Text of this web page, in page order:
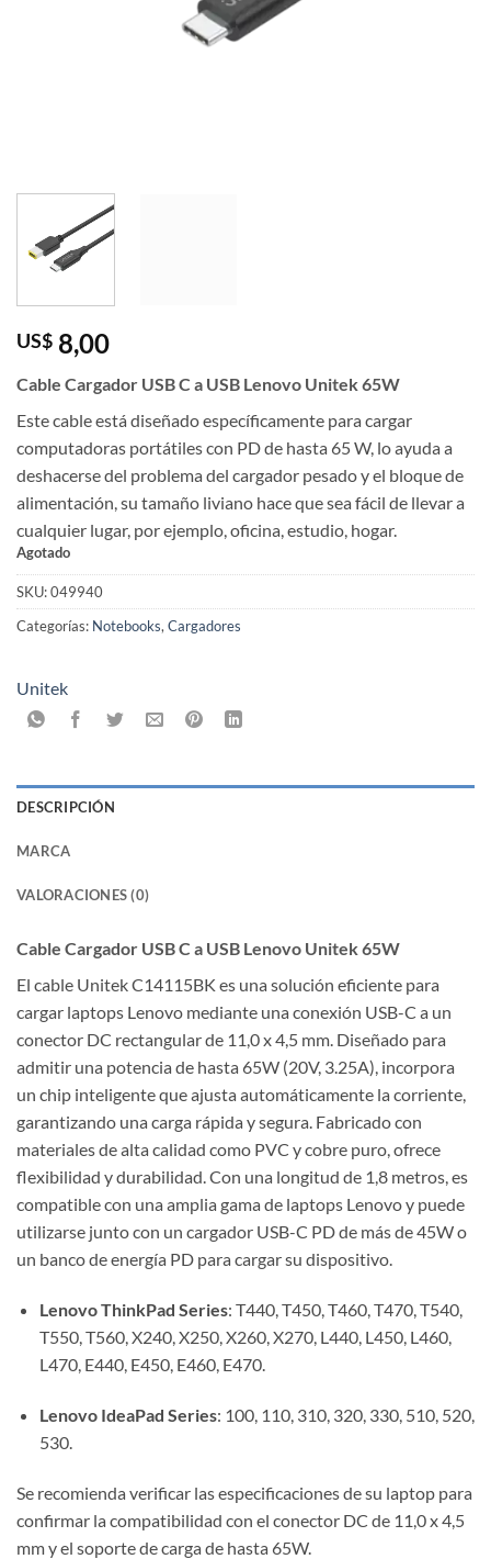
US$ 8,00
Cable Cargador USB C a USB Lenovo Unitek 65W
Este cable está diseñado específicamente para cargar
computadoras portátiles con PD de hasta 65 W, lo ayuda a
deshacerse del problema del cargador pesado y el bloque de
alimentación, su tamaño liviano hace que sea fácil de llevar a
cualquier lugar, por ejemplo, oficina, estudio, hogar.
Agotado
SKU:049940
Categorías: Notebooks,Cargadores
Unitek
DESCRIPCIÓN
MARCA
VALORACIONES (0)
Cable Cargador USB C a USB Lenovo Unitek 65W
El cable Unitek C14115BK es una solución eficiente para
cargar laptops Lenovo mediante una conexión USB-C a un
conector DC rectangular de 11,0 x 4,5 mm. Diseñado para
admitir una potencia de hasta 65W (20V, 3.25A), incorpora
un chip inteligente que ajusta automáticamente la corriente,
garantizando una carga rápida y segura. Fabricado con
materiales de alta calidad como PVC y cobre puro, ofrece
flexibilidad y durabilidad.Con una longitud de 1,8 metros, es
compatible con una amplia gama de laptops Lenovo y puede
utilizarse junto con un cargador USB-C PD de más de 45W o
un banco de energía PD para cargar su dispositivo.
Lenovo ThinkPad Series: T440, T450, T460, T470, T540,
T550, T560, X240, X250, X260, X270, L440, L450, L460,
L470, E440, E450, E460, E470.
Lenovo IdeaPad Series: 100, 110, 310, 320, 330, 510, 520,
530.
Se recomienda verificar las especificaciones de su laptop para
confirmar la compatibilidad con el conector DC de 11,0 x 4,5
mm y el soporte de carga de hasta 65W.